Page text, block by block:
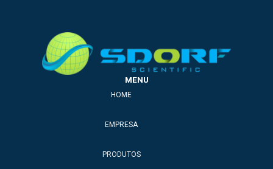
MENU
HOME
EMPRESA
PRODUTOS